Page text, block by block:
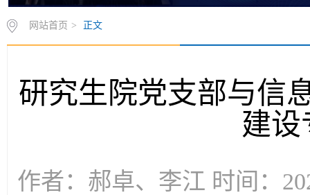
网站首页 > 正文
研究生院党支部与信
建设
作者：郝卓、李江 时间：